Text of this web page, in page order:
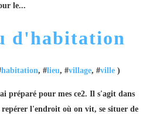
le...
d'habitation
habitation, #lieu, #village, #ville )
préparé pour mes ce2. Il s'agit dans
l'endroit où on vit, se situer de